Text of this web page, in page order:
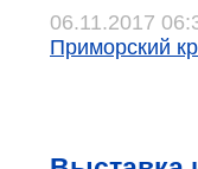
06.11.2017
Приморский